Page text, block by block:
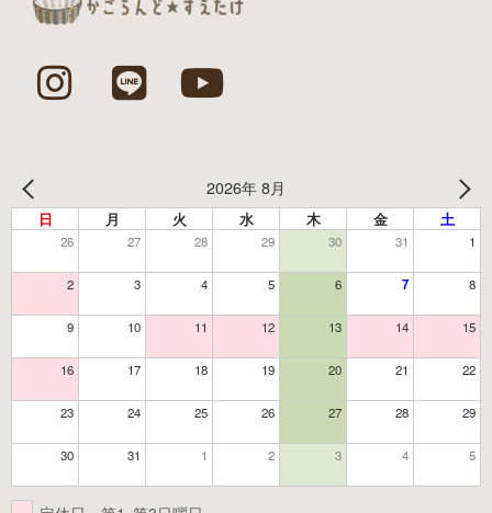
2026年 8月
日 月 火 水 木 金 土
26 27 28 29 30 31 1
2 3 4 5 6 7 8
9 10 11 12 13 14 15
16 17 18 19 20 21 22
23 24 25 26 27 28 29
30 31 1 2 3 4 5